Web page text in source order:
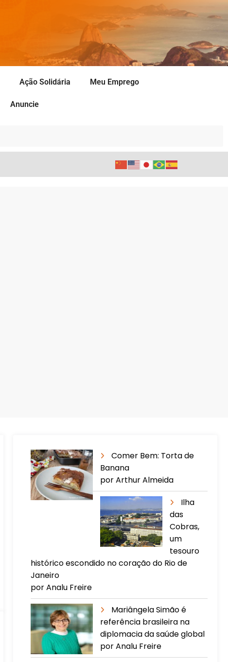
Ação Solidária Meu Emprego
Anuncie
Comer Bem: Torta de
Banana
por Arthur Almeida
Ilha
das
Cobras,
um
tesouro
histórico escondido no coração do Rio de
Janeiro
por Analu Freire
Mariângela Simão é
referência brasileira na
diplomacia da saúde global
por Analu Freire